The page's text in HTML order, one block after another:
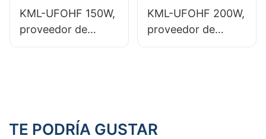
iluminación interior.
iluminación interior.
KML-UFOHF 150W,
proveedor de
iluminación LED de
gimnasios, etc.
KML-UFOHF 200W,
proveedor de
iluminación LED de
gimnasios, etc.
TE PODRÍA GUSTAR